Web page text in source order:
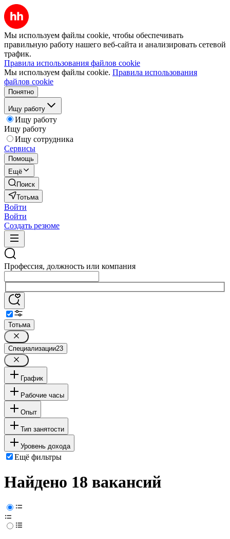
Мы используем файлы cookie, чтобы обеспечивать
правильную работу нашего веб-сайта и анализировать сетевой
трафик.
Правила использования файлов cookie
Мы используем файлы cookie. Правила использования
файлов cookie
Понятно
Ищу работу
Ищу работу
Ищу работу
Ищу сотрудника
Сервисы
Помощь
Ещё
Поиск
Тотьма
Войти
Войти
Создать резюме
Профессия, должность или компания
Тотьма
Специализации23
График
Рабочие часы
Опыт
Тип занятости
Уровень дохода
Ещё фильтры
Найдено 18 вакансий